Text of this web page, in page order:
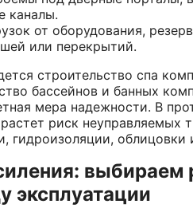
каналы.
от оборудования,
или перекрытий.
строительство спа
бассейнов и банных
мера надежности. В
риск неуправляемых
гидроизоляции,
выбираем
эксплуатации